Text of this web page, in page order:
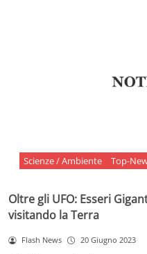
Scienze / Ambiente Top-
Oltre gli UFO: Esseri
visitando la Terra
Flash News 20 Giugno 2023